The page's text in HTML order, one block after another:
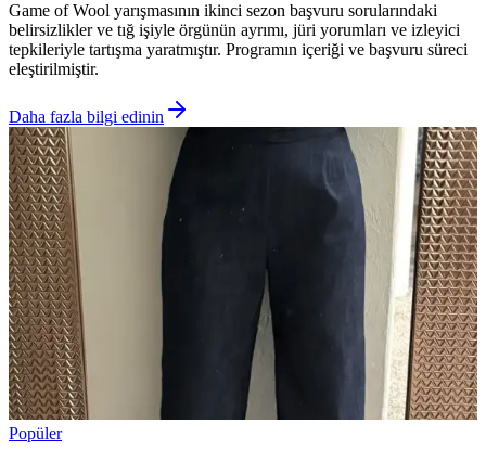
Game of Wool yarışmasının ikinci sezon başvuru sorularındaki
belirsizlikler ve tığ işiyle örgünün ayrımı, jüri yorumları ve izleyici
tepkileriyle tartışma yaratmıştır. Programın içeriği ve başvuru süreci
eleştirilmiştir.
Daha fazla bilgi edinin
Popüler